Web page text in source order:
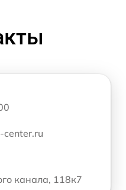
center.ru
канала, 118к7